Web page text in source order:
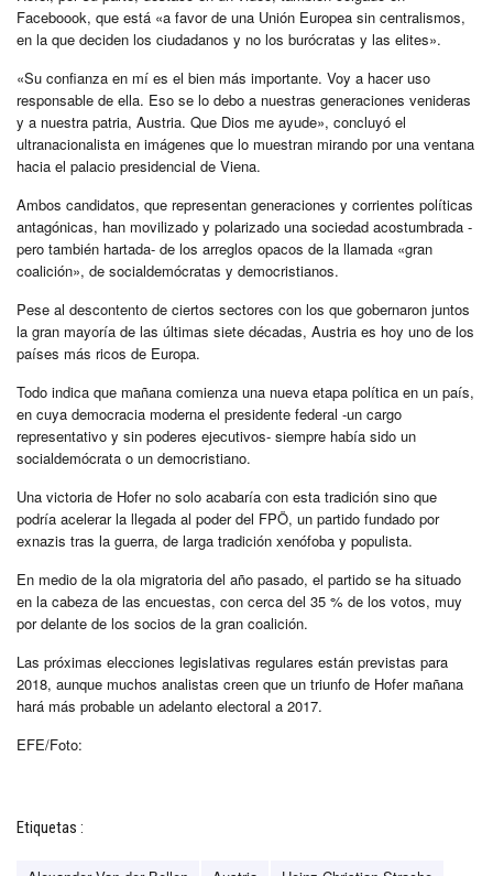
Faceboook, que está «a favor de una Unión Europea sin centralismos,
en la que deciden los ciudadanos y no los burócratas y las elites».
«Su confianza en mí es el bien más importante. Voy a hacer uso
responsable de ella. Eso se lo debo a nuestras generaciones venideras
y a nuestra patria, Austria. Que Dios me ayude», concluyó el
ultranacionalista en imágenes que lo muestran mirando por una ventana
hacia el palacio presidencial de Viena.
Ambos candidatos, que representan generaciones y corrientes políticas
antagónicas, han movilizado y polarizado una sociedad acostumbrada -
pero también hartada- de los arreglos opacos de la llamada «gran
coalición», de socialdemócratas y democristianos.
Pese al descontento de ciertos sectores con los que gobernaron juntos
la gran mayoría de las últimas siete décadas, Austria es hoy uno de los
países más ricos de Europa.
Todo indica que mañana comienza una nueva etapa política en un país,
en cuya democracia moderna el presidente federal -un cargo
representativo y sin poderes ejecutivos- siempre había sido un
socialdemócrata o un democristiano.
Una victoria de Hofer no solo acabaría con esta tradición sino que
podría acelerar la llegada al poder del FPÖ, un partido fundado por
exnazis tras la guerra, de larga tradición xenófoba y populista.
En medio de la ola migratoria del año pasado, el partido se ha situado
en la cabeza de las encuestas, con cerca del 35 % de los votos, muy
por delante de los socios de la gran coalición.
Las próximas elecciones legislativas regulares están previstas para
2018, aunque muchos analistas creen que un triunfo de Hofer mañana
hará más probable un adelanto electoral a 2017.
EFE/Foto:
Etiquetas :